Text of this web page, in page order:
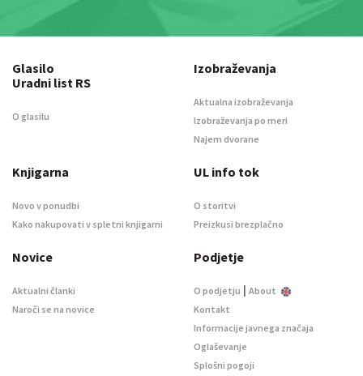
Glasilo
Uradni list RS
O glasilu
Izobraževanja
Aktualna izobraževanja
Izobraževanja po meri
Najem dvorane
Knjigarna
Novo v ponudbi
Kako nakupovati v spletni knjigarni
UL info tok
O storitvi
Preizkusi brezplačno
Novice
Aktualni članki
Naroči se na novice
Podjetje
O podjetju | About
Kontakt
Informacije javnega značaja
Oglaševanje
Splošni pogoji